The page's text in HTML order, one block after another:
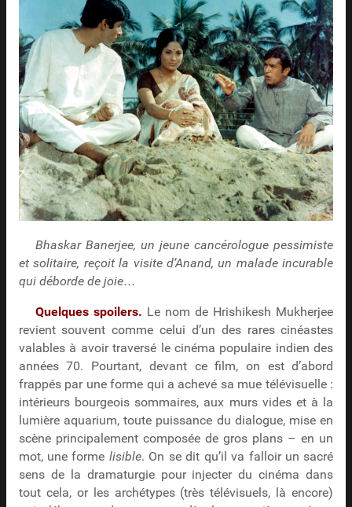
Bhaskar Banerjee, un jeune cancérologue pessimiste
et solitaire, reçoit la visite d’Anand, un malade incurable
qui déborde de joie…
Quelques spoilers. Le nom de Hrishikesh Mukherjee
revient souvent comme celui d’un des rares cinéastes
valables à avoir traversé le cinéma populaire indien des
années 70. Pourtant, devant ce film, on est d’abord
frappés par une forme qui a achevé sa mue télévisuelle :
intérieurs bourgeois sommaires, aux murs vides et à la
lumière aquarium, toute puissance du dialogue, mise en
scène principalement composée de gros plans – en un
mot, une forme lisible. On se dit qu’il va falloir un sacré
sens de la dramaturgie pour injecter du cinéma dans
tout cela, or les archétypes (très télévisuels, là encore)